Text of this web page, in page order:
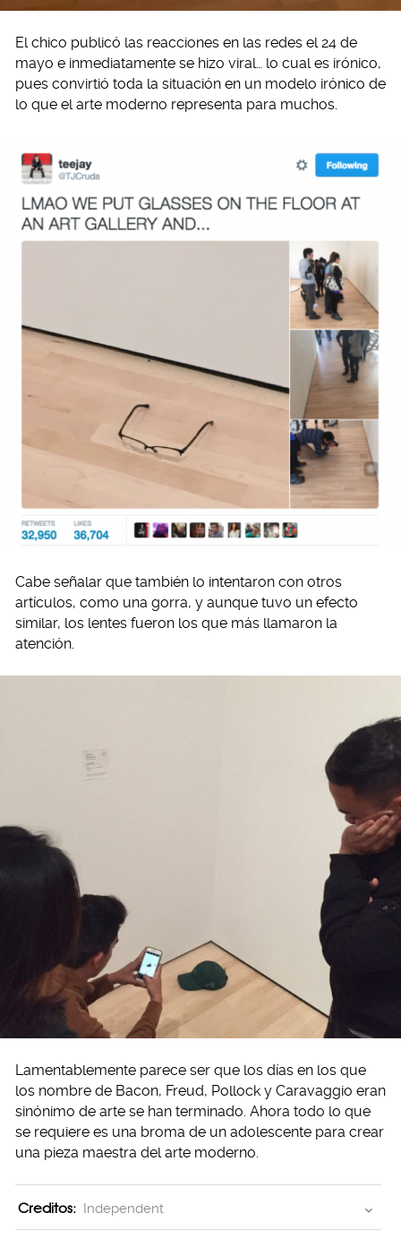
El chico publicó las reacciones en las redes el 24 de
mayo e inmediatamente se hizo viral… lo cual es irónico,
pues convirtió toda la situación en un modelo irónico de
lo que el arte moderno representa para muchos.
Cabe señalar que también lo intentaron con otros
artículos, como una gorra, y aunque tuvo un efecto
similar, los lentes fueron los que más llamaron la
atención.
Lamentablemente parece ser que los días en los que
los nombre de Bacon, Freud, Pollock y Caravaggio eran
sinónimo de arte se han terminado. Ahora todo lo que
se requiere es una broma de un adolescente para crear
una pieza maestra del arte moderno.
Creditos: Independent